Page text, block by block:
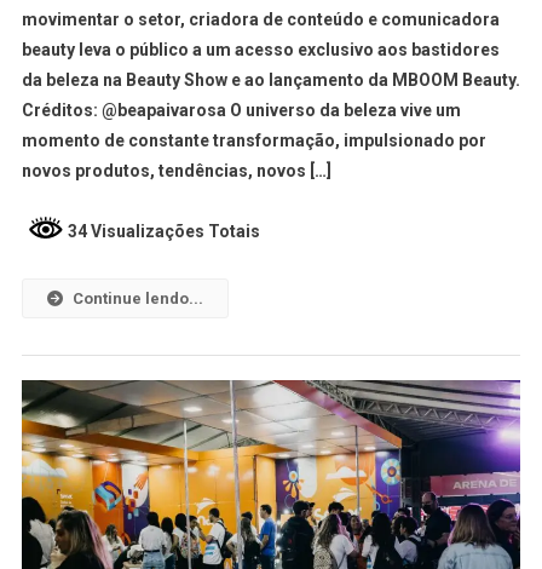
movimentar o setor, criadora de conteúdo e comunicadora
beauty leva o público a um acesso exclusivo aos bastidores
da beleza na Beauty Show e ao lançamento da MBOOM Beauty.
Créditos: @beapaivarosa O universo da beleza vive um
momento de constante transformação, impulsionado por
novos produtos, tendências, novos […]
34 Visualizações Totais
Continue lendo...